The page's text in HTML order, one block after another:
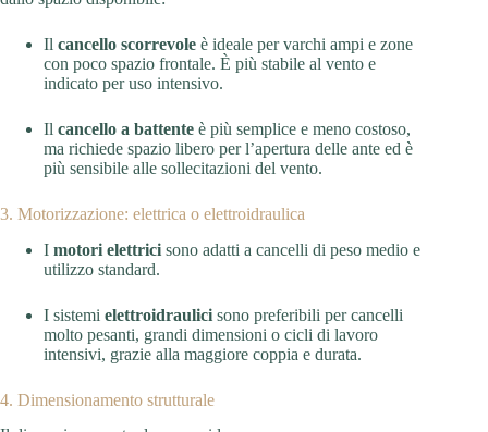
Il cancello scorrevole è ideale per varchi ampi e zone
con poco spazio frontale. È più stabile al vento e
indicato per uso intensivo.
Il cancello a battente è più semplice e meno costoso,
ma richiede spazio libero per l’apertura delle ante ed è
più sensibile alle sollecitazioni del vento.
3. Motorizzazione: elettrica o elettroidraulica
I motori elettrici sono adatti a cancelli di peso medio e
utilizzo standard.
I sistemi elettroidraulici sono preferibili per cancelli
molto pesanti, grandi dimensioni o cicli di lavoro
intensivi, grazie alla maggiore coppia e durata.
4. Dimensionamento strutturale